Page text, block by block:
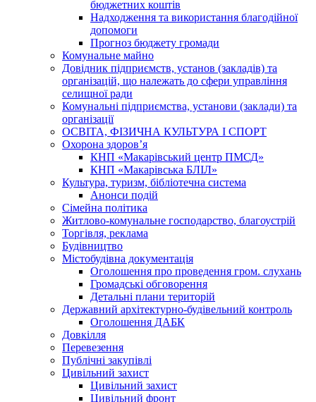
бюджетних коштів
Надходження та використання благодійної
допомоги
Прогноз бюджету громади
Комунальне майно
Довідник підприємств, установ (закладів) та
організацій, що належать до сфери управління
селищної ради
Комунальні підприємства, установи (заклади) та
організації
ОСВІТА, ФІЗИЧНА КУЛЬТУРА І СПОРТ
Охорона здоров’я
КНП «Макарівський центр ПМСД»
КНП «Макарівська БЛІЛ»
Культура, туризм, бібліотечна система
Анонси подій
Сімейна політика
Житлово-комунальне господарство, благоустрій
Торгівля, реклама
Будівництво
Містобудівна документація
Оголошення про проведення гром. слухань
Громадські обговорення
Детальні плани територій
Державний архітектурно-будівельний контроль
Оголошення ДАБК
Довкілля
Перевезення
Публічні закупівлі
Цивільний захист
Цивільний захист
Цивільний фронт